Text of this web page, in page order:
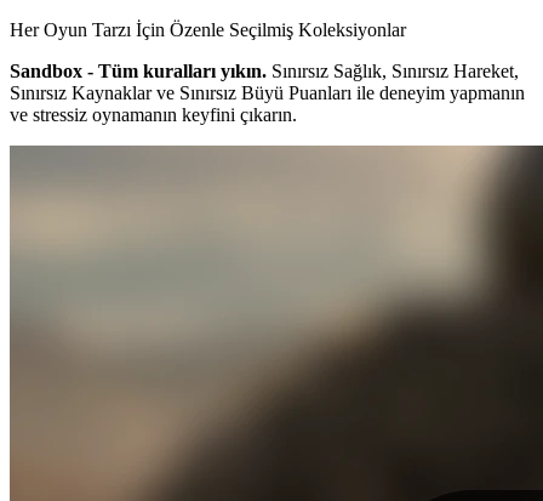
Her Oyun Tarzı İçin Özenle Seçilmiş Koleksiyonlar
Sandbox - Tüm kuralları yıkın. Sınırsız Sağlık, Sınırsız Hareket,
Sınırsız Kaynaklar ve Sınırsız Büyü Puanları ile deneyim yapmanın
ve stressiz oynamanın keyfini çıkarın.